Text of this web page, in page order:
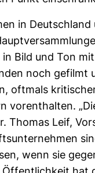
in
Bild und Ton
noch gefilmt
oft­mals
vor­ent­halten.
Thomas Leif,
wenn sie